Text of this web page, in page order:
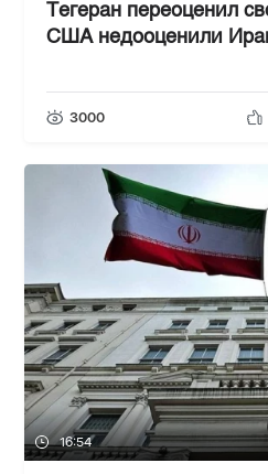
Тегеран переоценил
США недооценили
3000
16:54